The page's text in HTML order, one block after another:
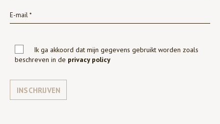
Ik ga akkoord dat mijn gegevens gebruikt worden zoals
beschreven in de privacy policy
INSCHRIJVEN